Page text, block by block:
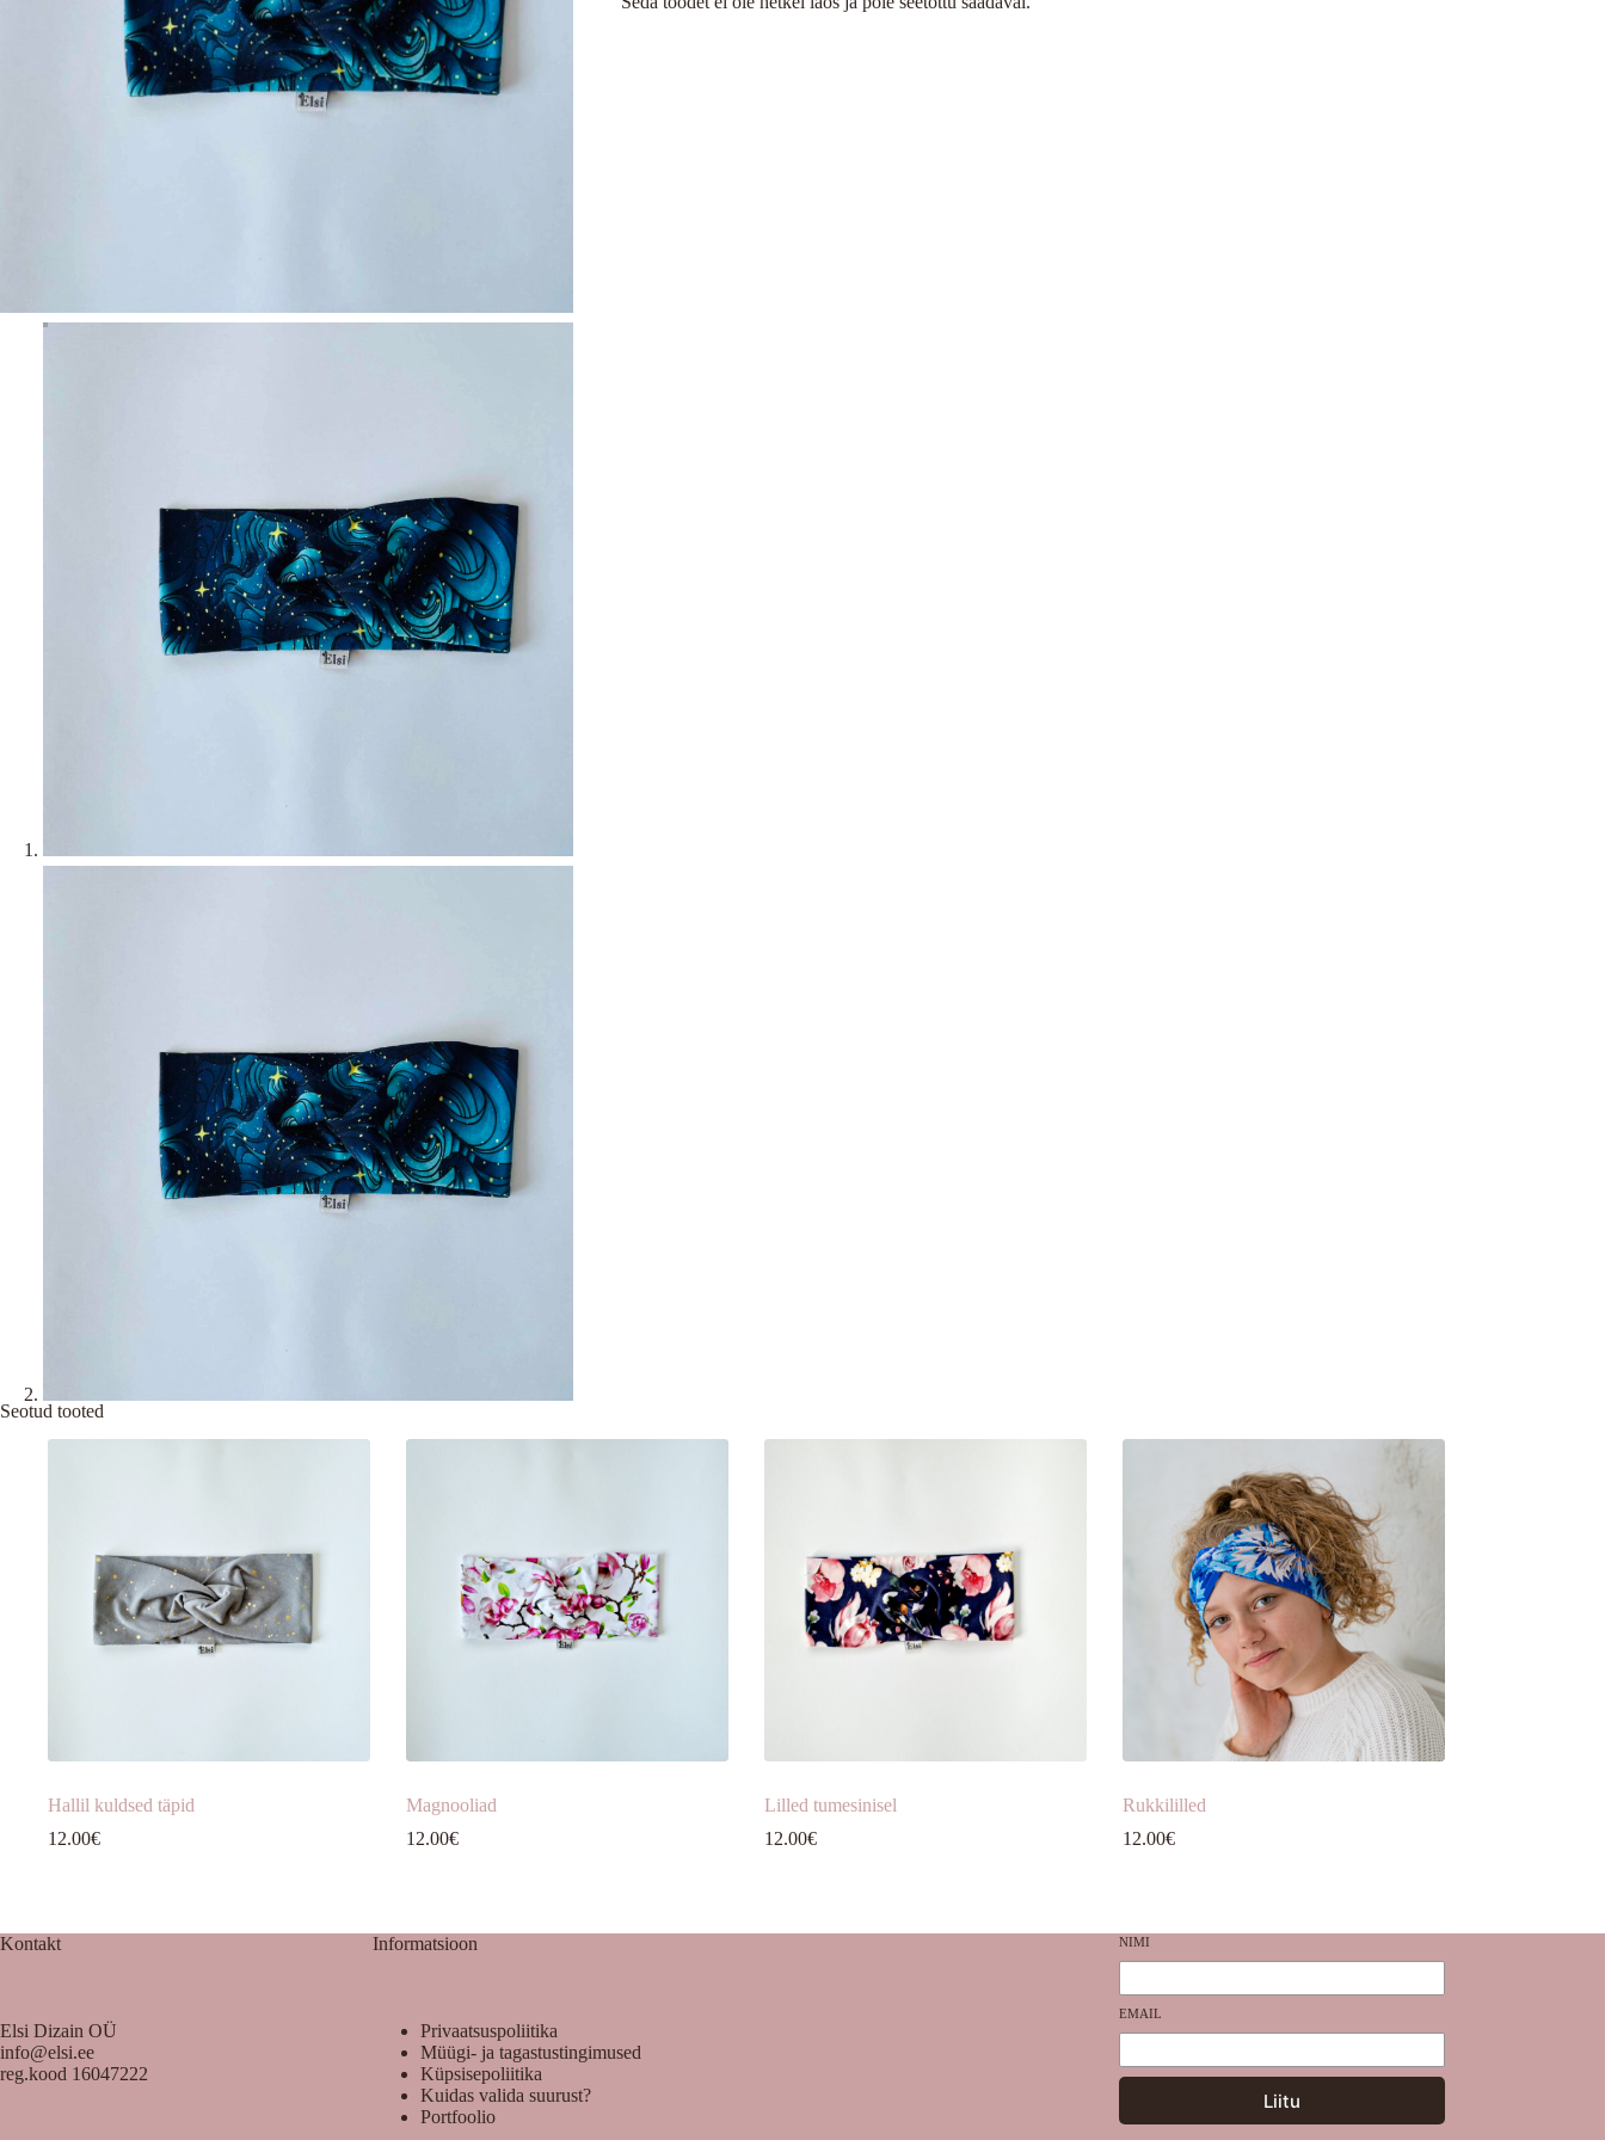
Seotud tooted
Hallil kuldsed täpid
12.00€
Magnooliad
12.00€
Lilled tumesinisel
12.00€
Rukkililled
12.00€
Kontakt
Elsi Dizain OÜ
info@elsi.ee
reg.kood 16047222
Informatsioon
Privaatsuspoliitika
Müügi- ja tagastustingimused
Küpsisepoliitika
Kuidas valida suurust?
Portfoolio
NIMI
EMAIL
Liitu